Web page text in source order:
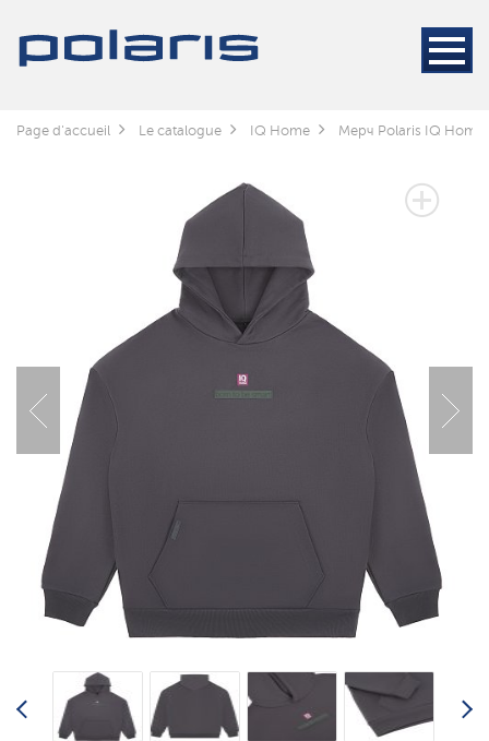
Page d'accueil Le catalogue IQ Home Мерч Polaris IQ Home